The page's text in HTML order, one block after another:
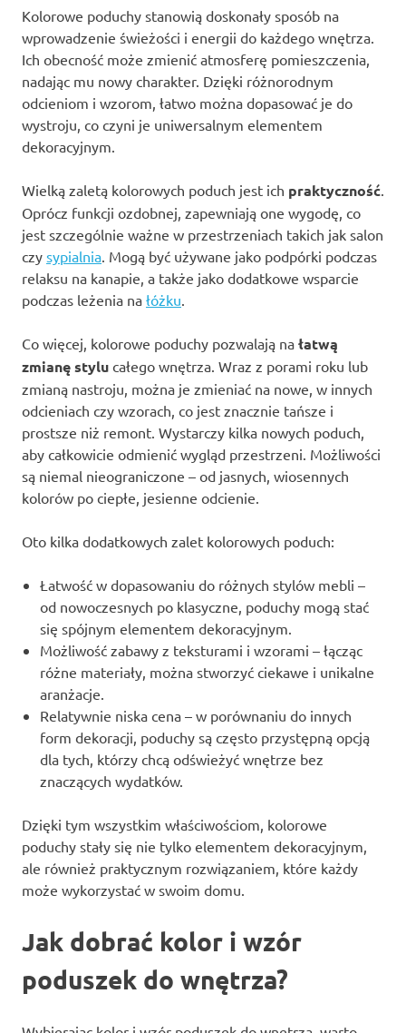
Kolorowe poduchy stanowią doskonały sposób na
wprowadzenie świeżości i energii do każdego wnętrza.
Ich obecność może zmienić atmosferę pomieszczenia,
nadając mu nowy charakter. Dzięki różnorodnym
odcieniom i wzorom, łatwo można dopasować je do
wystroju, co czyni je uniwersalnym elementem
dekoracyjnym.
Wielką zaletą kolorowych poduch jest ich praktyczność
Oprócz funkcji ozdobnej, zapewniają one wygodę, co
jest szczególnie ważne w przestrzeniach takich jak salon
czy sypialnia . Mogą być używane jako podpórki podczas
relaksu na kanapie, a także jako dodatkowe wsparcie
podczas leżenia na łóżku
Co więcej, kolorowe poduchy pozwalają na łatwą
zmianę stylu całego wnętrza. Wraz z porami roku lub
zmianą nastroju, można je zmieniać na nowe, w innych
odcieniach czy wzorach, co jest znacznie tańsze i
prostsze niż remont. Wystarczy kilka nowych poduch,
aby całkowicie odmienić wygląd przestrzeni. Możliwości
są niemal nieograniczone – od jasnych, wiosennych
kolorów po ciepłe, jesienne odcienie.
Oto kilka dodatkowych zalet kolorowych poduch:
Łatwość w dopasowaniu do różnych stylów mebli –
od nowoczesnych po klasyczne, poduchy mogą stać
się spójnym elementem dekoracyjnym.
Możliwość zabawy z teksturami i wzorami – łącząc
różne materiały, można stworzyć ciekawe i unikalne
aranżacje.
Relatywnie niska cena – w porównaniu do innych
form dekoracji, poduchy są często przystępną opcją
dla tych, którzy chcą odświeżyć wnętrze bez
znaczących wydatków.
Dzięki tym wszystkim właściwościom, kolorowe
poduchy stały się nie tylko elementem dekoracyjnym,
ale również praktycznym rozwiązaniem, które każdy
może wykorzystać w swoim domu.
Jak dobrać kolor i wzór
poduszek do wnętrza?